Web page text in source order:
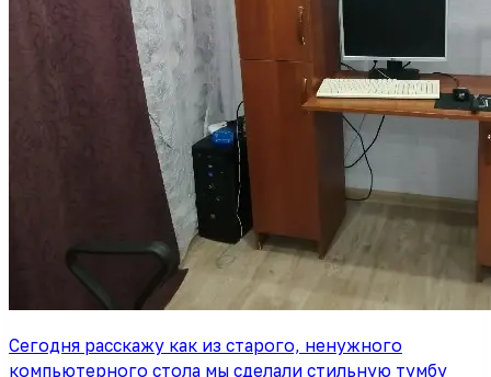
Сегодня расскажу как из старого, ненужного
компьютерного стола мы сделали стильную тумбу